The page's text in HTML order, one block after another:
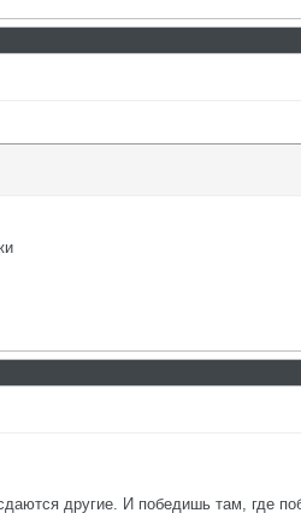
другие. И победишь там, где